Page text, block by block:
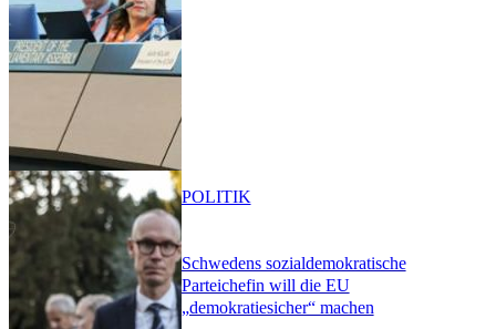
Schwedens sozialdemokratische
Parteichefin will die EU
„demokratiesicher“ machen
POLITIK